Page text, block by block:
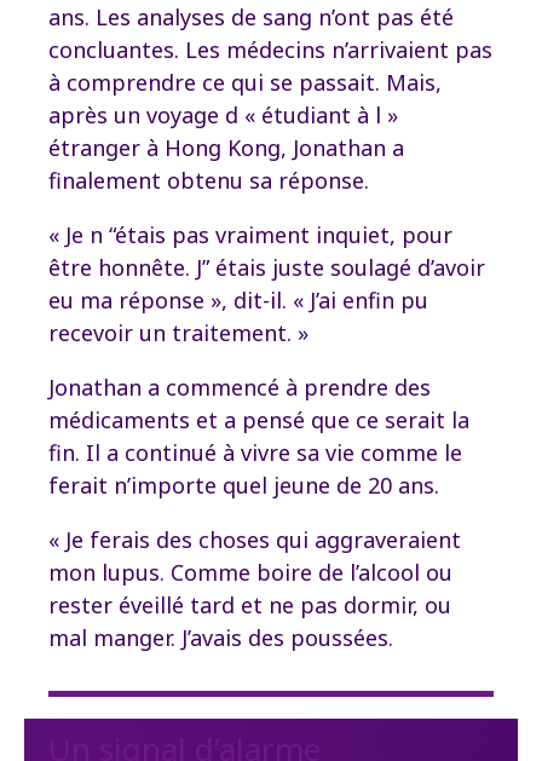
ans. Les analyses de sang n’ont pas été
concluantes. Les médecins n’arrivaient pas
à comprendre ce qui se passait. Mais,
après un voyage d « étudiant à l »
étranger à Hong Kong, Jonathan a
finalement obtenu sa réponse.
« Je n “étais pas vraiment inquiet, pour
être honnête. J” étais juste soulagé d’avoir
eu ma réponse », dit-il. « J’ai enfin pu
recevoir un traitement. »
Jonathan a commencé à prendre des
médicaments et a pensé que ce serait la
fin. Il a continué à vivre sa vie comme le
ferait n’importe quel jeune de 20 ans.
« Je ferais des choses qui aggraveraient
mon lupus. Comme boire de l’alcool ou
rester éveillé tard et ne pas dormir, ou
mal manger. J’avais des poussées.
Un signal d’alarme